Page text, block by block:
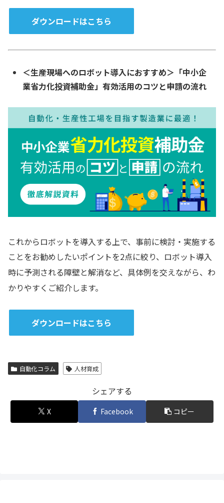
ダウンロードはこちら
＜生産現場へのロボット導入におすすめ＞「中小企
業省力化投資補助金」有効活用のコツと申請の流れ
これからロボットを導入する上で、事前に検討・実施する
ことをお勧めしたいポイントを2点に絞り、ロボット導入
時に予測される障壁と解消など、具体例を交えながら、わ
かりやすくご紹介します。
ダウンロードはこちら
自動化コラム 人材育成
シェアする
X Facebook コピー